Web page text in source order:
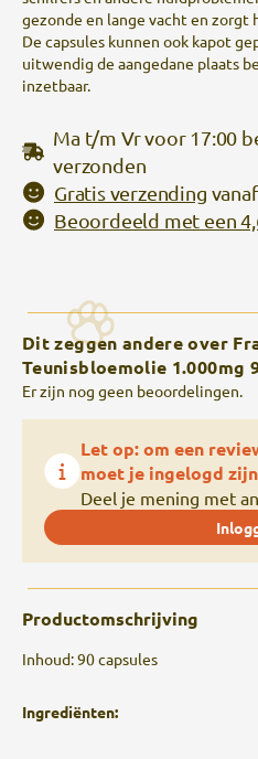
gezonde en lange vacht en zorgt
De capsules kunnen ook kapot
uitwendig de aangedane plaats
inzetbaar.
Ma t/m Vr voor 17:00
verzonden
Gratis verzending
Beoordeeld met een
Dit zeggen andere over
Teunisbloemolie 1.000mg
Er zijn nog geen beoordelingen.
Let op: om een
moet je ingelogd
Deel je mening met
Productomschrijving
Inhoud: 90 capsules
Ingrediënten: